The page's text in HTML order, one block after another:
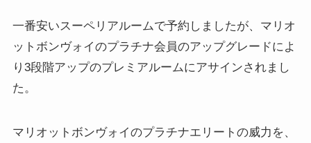
一番安いスーペリアルームで予約しましたが、マリオ
ットボンヴォイのプラチナ会員のアップグレードによ
り3段階アップのプレミアルームにアサインされまし
た。
マリオットボンヴォイのプラチナエリートの威力を、